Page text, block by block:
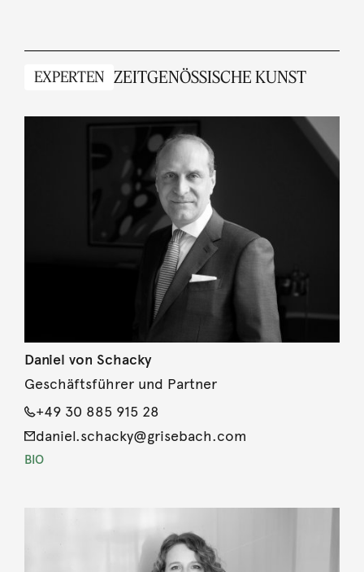
EXPERTEN ZEITGENÖSSISCHE KUNST
Daniel von Schacky
Geschäftsführer und Partner
+49 30 885 915 28
daniel.schacky@grisebach.com
BIO